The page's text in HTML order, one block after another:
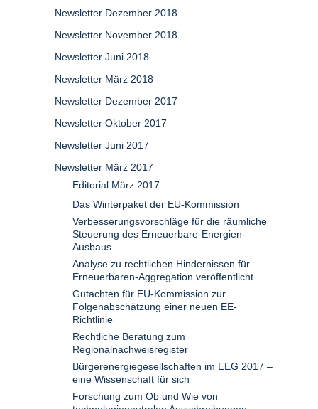
Newsletter Dezember 2018
Newsletter November 2018
Newsletter Juni 2018
Newsletter März 2018
Newsletter Dezember 2017
Newsletter Oktober 2017
Newsletter Juni 2017
Newsletter März 2017
Editorial März 2017
Das Winterpaket der EU-Kommission
Verbesserungsvorschläge für die räumliche
Steuerung des Erneuerbare-Energien-
Ausbaus
Analyse zu rechtlichen Hindernissen für
Erneuerbaren-Aggregation veröffentlicht
Gutachten für EU-Kommission zur
Folgenabschätzung einer neuen EE-
Richtlinie
Rechtliche Beratung zum
Regionalnachweisregister
Bürgerenergiegesellschaften im EEG 2017 –
eine Wissenschaft für sich
Forschung zum Ob und Wie von